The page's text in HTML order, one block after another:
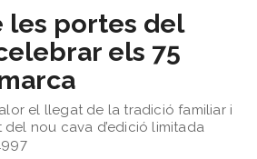
les portes del
els 75
el llegat de la tradició familiar i
nou cava d’edició limitada